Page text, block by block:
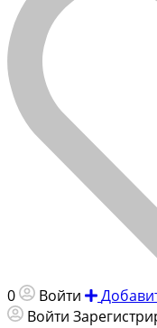
0 Войти
Войти